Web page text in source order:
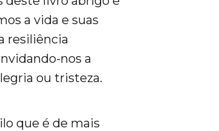
a vida e suas
resiliência
nos a
ou tristeza.
que é de mais